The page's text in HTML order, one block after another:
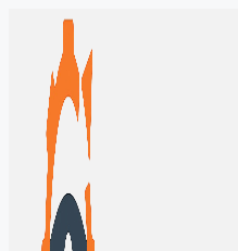
Перейти
содержимому